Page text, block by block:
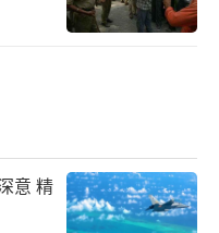
意 精